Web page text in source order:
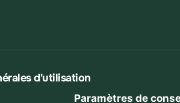
d'utilisation
Paramètres de